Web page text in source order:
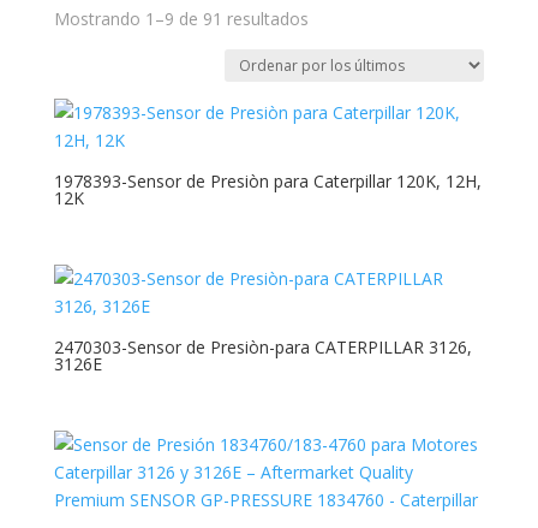
Mostrando 1–9 de 91 resultadosOrdenado
los
1978393-Sensor de Presiòn para Caterpillar 120K, 12H,
12K
2470303-Sensor de Presiòn-para CATERPILLAR 3126,
3126E